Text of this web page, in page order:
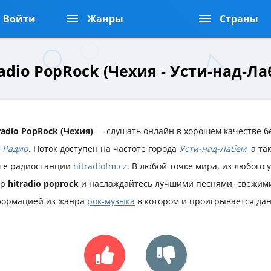
Войти Жанры Страны
PopRock (Чехия - Усти-над-
PopRock (Чехия) — слушать онлайн в хорошем качестве
Радио. Поток доступен на частоте города Усти-над-Лабем, а
радиостанции hitradiofm.cz. В любой точке мира, из любого
hitradio poprock и наслаждайтесь лучшими песнями,
из жанра рок-музыка в котором и проигрывается